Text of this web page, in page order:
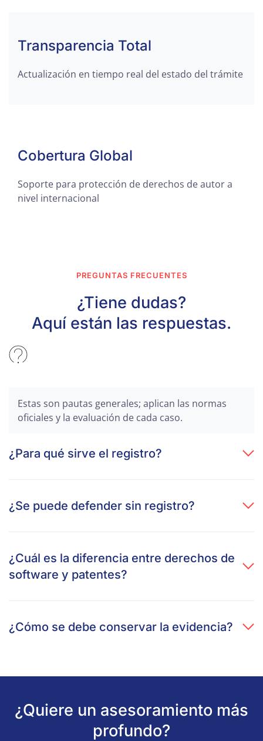
Transparencia Total
Actualización en tiempo real del estado del trámite
Cobertura Global
Soporte para protección de derechos de autor a
nivel internacional
PREGUNTAS FRECUENTES
¿Tiene dudas?
Aquí están las respuestas.
Estas son pautas generales; aplican las normas
oficiales y la evaluación de cada caso.
¿Para qué sirve el registro?
¿Se puede defender sin registro?
¿Cuál es la diferencia entre derechos de
software y patentes?
¿Cómo se debe conservar la evidencia?
¿Quiere un asesoramiento más
profundo?